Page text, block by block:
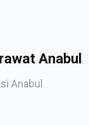
Anabul
Anabul